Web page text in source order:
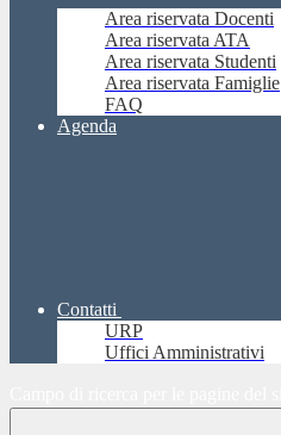
Area riservata Docenti
Area riservata ATA
Area riservata Studenti
Area riservata Famiglie
FAQ
Agenda
Contatti
URP
Uffici Amministrativi